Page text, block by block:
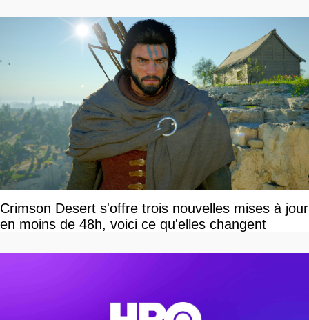
Crimson Desert s'offre trois nouvelles mises à jour
en moins de 48h, voici ce qu'elles changent